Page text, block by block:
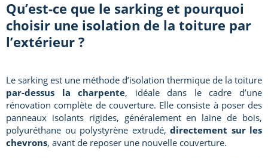
Qu’est-ce que le sarking et pourquoi
choisir une isolation de la toiture par
l’extérieur ?
Le sarking est une méthode d’isolation thermique de la toiture
par-dessus la charpente, idéale dans le cadre d’une
rénovation complète de couverture. Elle consiste à poser des
panneaux isolants rigides, généralement en laine de bois,
polyuréthane ou polystyrène extrudé, directement sur les
chevrons, avant de reposer une nouvelle couverture.